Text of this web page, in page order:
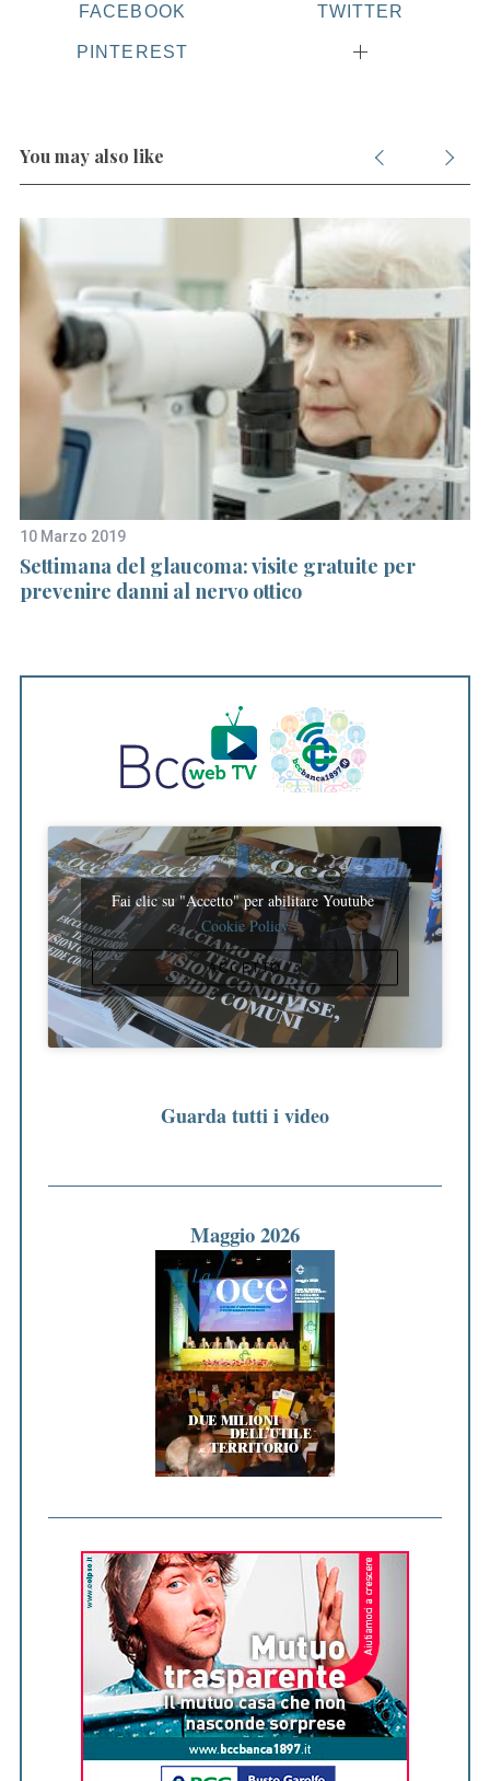
FACEBOOK TWITTER
PINTEREST
You may also like
10 Marzo 2019
Settimana del glaucoma: visite gratuite per
prevenire danni al nervo ottico
Fai clic su "Accetto" per abilitare Youtube
Cookie Policy
ACCETTO
Guarda tutti i video
Maggio 2026